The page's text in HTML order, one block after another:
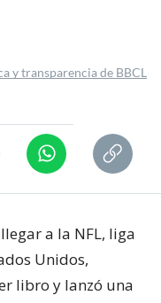
y transparencia de BBCL
a la NFL, liga
Unidos,
libro y lanzó una